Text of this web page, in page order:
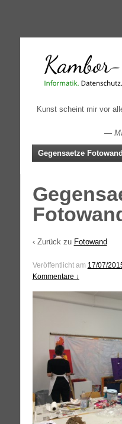
↓
CONTENT
Kunst scheint mir vor
—
Gegensaetze
‹ Zurück zu Fotowand
Veröffentlicht am 17/07/
Kommentare ↓